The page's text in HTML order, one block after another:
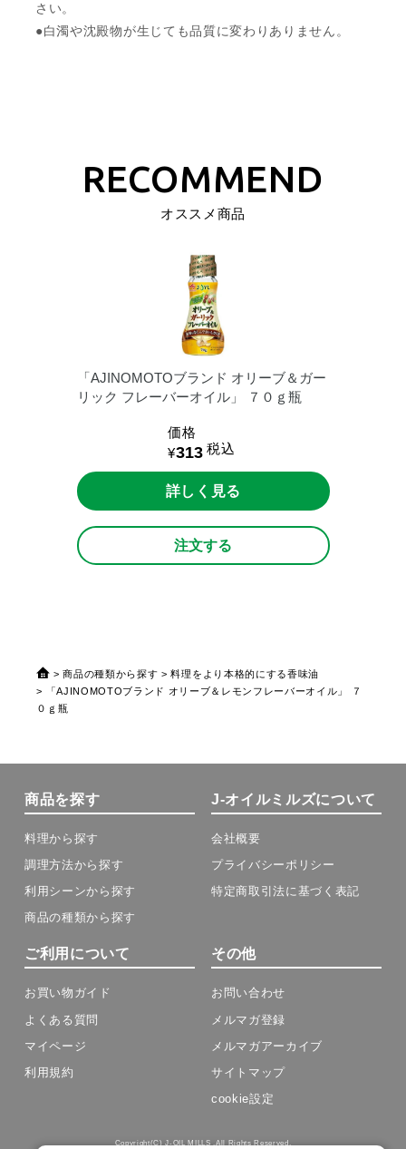
さい。
●白濁や沈殿物が生じても品質に変わりありません。
オススメ商品
「AJINOMOTOブランド オリーブ＆ガー
リック フレーバーオイル」 ７０ｇ瓶
価格
¥313 税込
詳しく見る
注文する
商品の種類から探す
料理をより本格的にする香味油
「AJINOMOTOブランド オリーブ＆レモンフレーバーオイル」 ７
０ｇ瓶
商品を探す
料理から探す
調理方法から探す
利用シーンから探す
商品の種類から探す
J-オイルミルズについて
会社概要
プライバシーポリシー
特定商取引法に基づく表記
ご利用について
お買い物ガイド
よくある質問
マイページ
利用規約
その他
お問い合わせ
メルマガ登録
メルマガアーカイブ
サイトマップ
cookie設定
Copyright(C) J-OIL MILLS .All Rights Reserved.